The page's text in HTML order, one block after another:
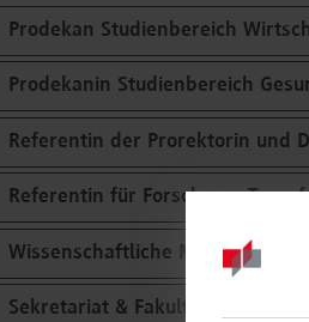
Prodekan Studienbereich
Prodekanin Studienbereich
Referentin der Prorektorin und
Referentin für Forschung,
Wissenschaftliche Mitarbeiterin
Sekretariat & Fakultätsverwaltung